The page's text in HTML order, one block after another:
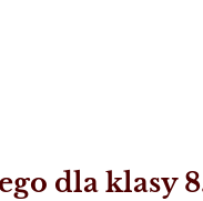
dla klasy